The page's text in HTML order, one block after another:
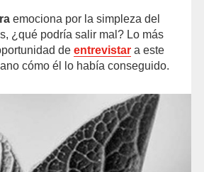
emociona por la simpleza del
¿qué podría salir mal? Lo más
deentrevistar a este
cómo él lo había conseguido.